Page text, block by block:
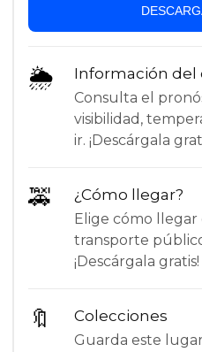
🌦 Información del
Consulta el
visibilidad,
ir. ¡Descárgala
🚕 ¿Cómo llegar?
Elige cómo
transporte
¡Descárgala gratis!
🔖 Colecciones
Guarda este